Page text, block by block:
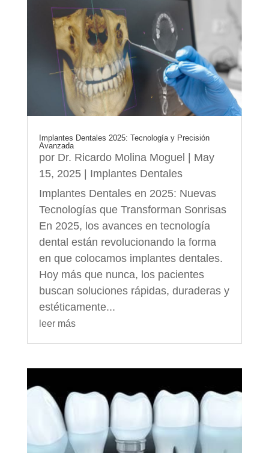
Implantes Dentales 2025: Tecnología y Precisión
Avanzada
por Dr. Ricardo Molina Moguel
May
15, 2025| Implantes Dentales
Implantes Dentales en 2025: Nuevas
Tecnologías que Transforman Sonrisas
En 2025, los avances en tecnología
dental están revolucionando la forma
en que colocamos implantes dentales.
Hoy más que nunca, los pacientes
buscan soluciones rápidas, duraderas y
estéticamente...
leer más